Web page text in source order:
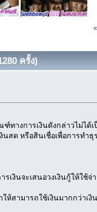
ครั้ง)
ฑ์ทางการเงินดังกล่าวไม่ได้
สด หรือสินเชื่อเพื่อการทำธุ
เงินจะเสนอวงเงินกู้ให้ใช้จ่
ห้สามารถใช้เงินมากกว่าเงิ